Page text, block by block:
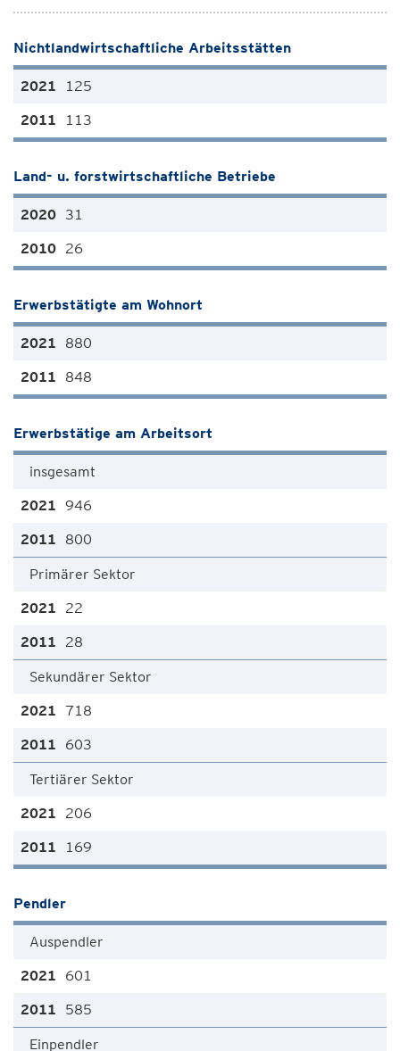
Nichtlandwirtschaftliche Arbeitsstätten
125
113
Land- u. forstwirtschaftliche Betriebe
31
26
Erwerbstätigte am Wohnort
880
848
Erwerbstätige am Arbeitsort
insgesamt
946
800
Primärer Sektor
22
28
Sekundärer Sektor
718
603
Tertiärer Sektor
206
169
Pendler
Auspendler
601
585
Einpendler